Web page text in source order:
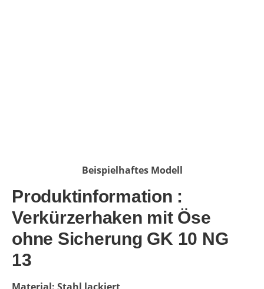
Beispielhaftes Modell
Produktinformation :
Verkürzerhaken mit Öse
ohne Sicherung GK 10 NG
13